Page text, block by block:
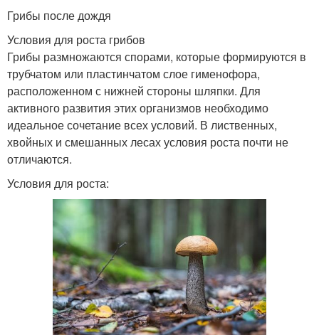
Грибы после дождя
Условия для роста грибов
Грибы размножаются спорами, которые формируются в
трубчатом или пластинчатом слое гименофора,
расположенном с нижней стороны шляпки. Для
активного развития этих организмов необходимо
идеальное сочетание всех условий. В лиственных,
хвойных и смешанных лесах условия роста почти не
отличаются.
Условия для роста: